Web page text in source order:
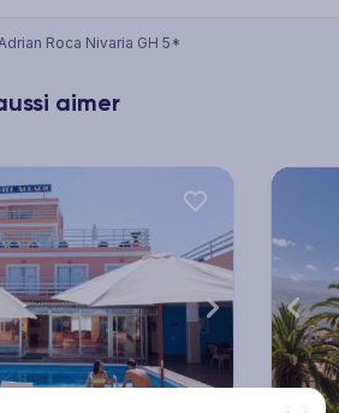
Roca Nivaria GH 5*
aimer
Next